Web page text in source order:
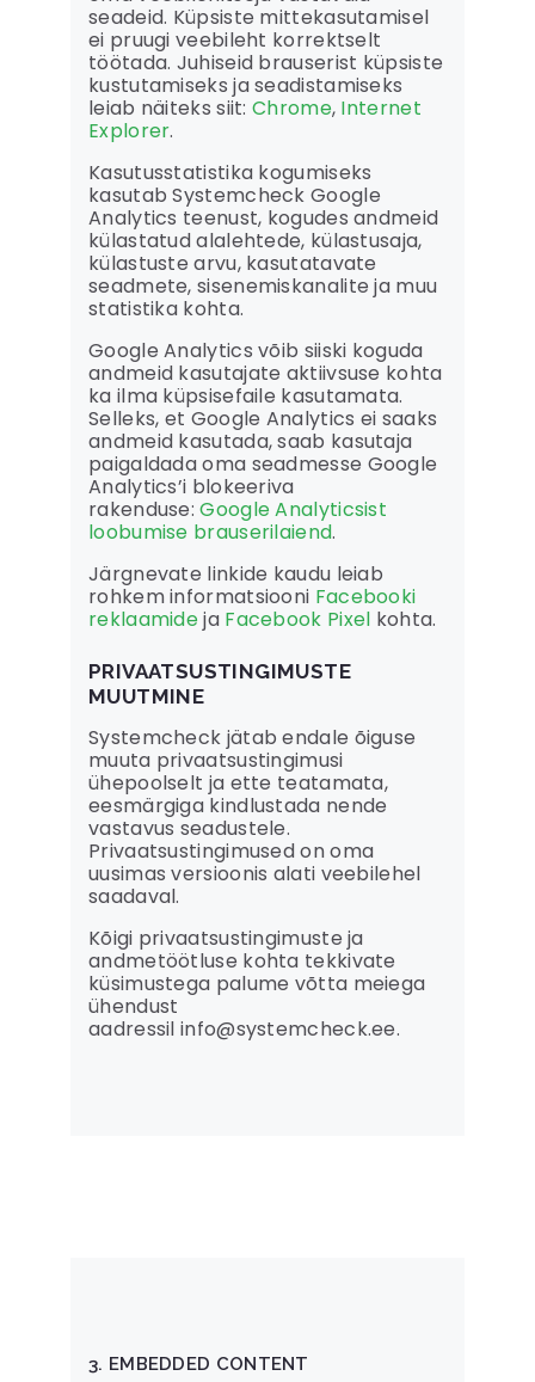
seadeid. Küpsiste mittekasutamisel
ei pruugi veebileht korrektselt
töötada. Juhiseid brauserist küpsiste
kustutamiseks ja seadistamiseks
leiab näiteks siit:Chrome, Internet
Explorer.
Kasutusstatistika kogumiseks
kasutab Systemcheck Google
Analytics teenust, kogudes andmeid
külastatud alalehtede, külastusaja,
külastuste arvu, kasutatavate
seadmete, sisenemiskanalite ja muu
statistika kohta.
Google Analytics võib siiski koguda
andmeid kasutajate aktiivsuse kohta
ka ilma küpsisefaile kasutamata.
Selleks, et Google Analytics ei saaks
andmeid kasutada, saab kasutaja
paigaldada oma seadmesse Google
Analytics’i blokeeriva
rakenduse:Google Analyticsist
loobumise brauserilaiend.
Järgnevate linkide kaudu leiab
rohkem informatsiooni Facebooki
reklaamideja Facebook Pixel kohta.
PRIVAATSUSTINGIMUSTE
MUUTMINE
Systemcheck jätab endale õiguse
muuta privaatsustingimusi
ühepoolselt ja ette teatamata,
eesmärgiga kindlustada nende
vastavus seadustele.
Privaatsustingimused on oma
uusimas versioonis alati veebilehel
saadaval.
Kõigi privaatsustingimuste ja
andmetöötluse kohta tekkivate
küsimustega palume võtta meiega
ühendust
aadressil info@systemcheck.ee.
3. EMBEDDED CONTENT